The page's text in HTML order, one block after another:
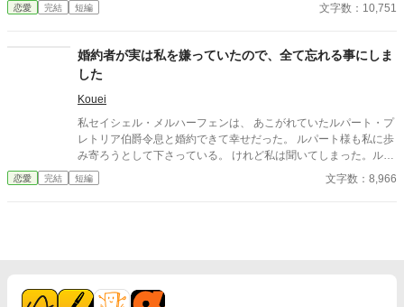
なら私が幸せにしたかった。 けれど、残念ながら悪役令嬢だっ
のエンディングを迎えてしまったけれど、現実はその先も続いて
いて、ヒロインちゃんがまだ結婚をしていない今なら、十二分に
割り込むチャンスがあるはずだ。 アルフレッド様がその気にさ
えなれば、逆転以外あり得ない。 その時のためにも、私と離縁
する必要がある。 アルフレッド様の幸せのために、絶対に離縁
してみせるんだから!! 推しである夫が大好きすぎる元悪役令嬢
のカタリナと、妻を愛しているのにまったく伝わっていないアル
フレッドのラブコメです。 全4話＋番外編が１話となっておりま
す。 ※苦手な方は、ブラウザバックを推奨しております。
恋愛 完結 短編 文字数：10,751
婚約者が実は私を嫌っていたので、全て忘れる事にしま
した
Kouei
私セイシェル・メルハーフェンは、 あこがれていたルパート・プ
レトリア伯爵令息と婚約できて幸せだった。 ルパート様も私に歩
み寄ろうとして下さっている。 けれど私は聞いてしまった。ルパ
ート様の本音を。 『我慢するしかない』 『彼女といると疲れる』
私はルパート様に嫌われていたの？ 本当は厭わしく思っていた
恋愛 完結 短編 文字数：8,966